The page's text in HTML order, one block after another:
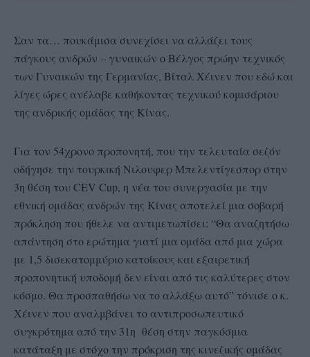
Σαν τα… πουκάμισα συνεχίσει να αλλάζει τους
πάγκους ανδρών – γυναικών ο Βέλγος πρώην τεχνικός
των Γυναικών της Γερμανίας, Βίταλ Χέινεν που εδώ και
λίγες ώρες ανέλαβε καθήκοντας τεχνικού κομισάριου
της ανδρικής ομάδας της Κίνας.
Για τον 54χρονο προπονητή, που την τελευταία σεζόν
οδήγησε την τουρκική Νιλουφερ Μπελεντίγεσπορ στην
3η θέση του CEV Cup, η νέα του συνεργασία με την
εθνική ομάδας ανδρών της Κίνας αποτελεί μια σοβαρή
πρόκληση που ήθελε να αντιμετωπίσει: “Θα αναζητήσω
απάντηση στο ερώτημα γιατί μια ομάδα από μια χώρα
με 1,5 δισεκατομμύριο κατοίκους και εξαιρετική
προπονητική υποδομή δεν είναι από τις καλύτερες στον
κόσμο. Θα προσπαθήσω να το αλλάξω αυτό” τόνισε ο κ.
Χέινεν που αναλμβάνει το αντιπροσωπευτικό
συγκρότημα από την 31η θέση στην παγκόσμια
κατάταξη με στόχο την πρόκριση της κινεζικής ομάδας